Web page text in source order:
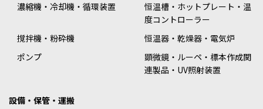
濃縮機・冷却機・循環装置
恒温槽・ホットプレート・温
度コントローラー
撹拌機・粉砕機
恒温器・乾燥器・電気炉
ポンプ
顕微鏡・ルーペ・標本作成関
連製品・UV照射装置
設備・保管・運搬